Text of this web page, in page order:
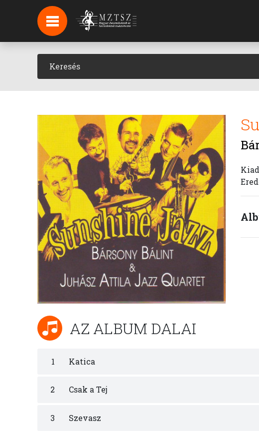
HÍREK
HÍRLEVÉL FELIRATKOZÁS
PODCAST
AZ ALBUM DALAI
1 Katica
2 Csak a Tej
3 Szevasz